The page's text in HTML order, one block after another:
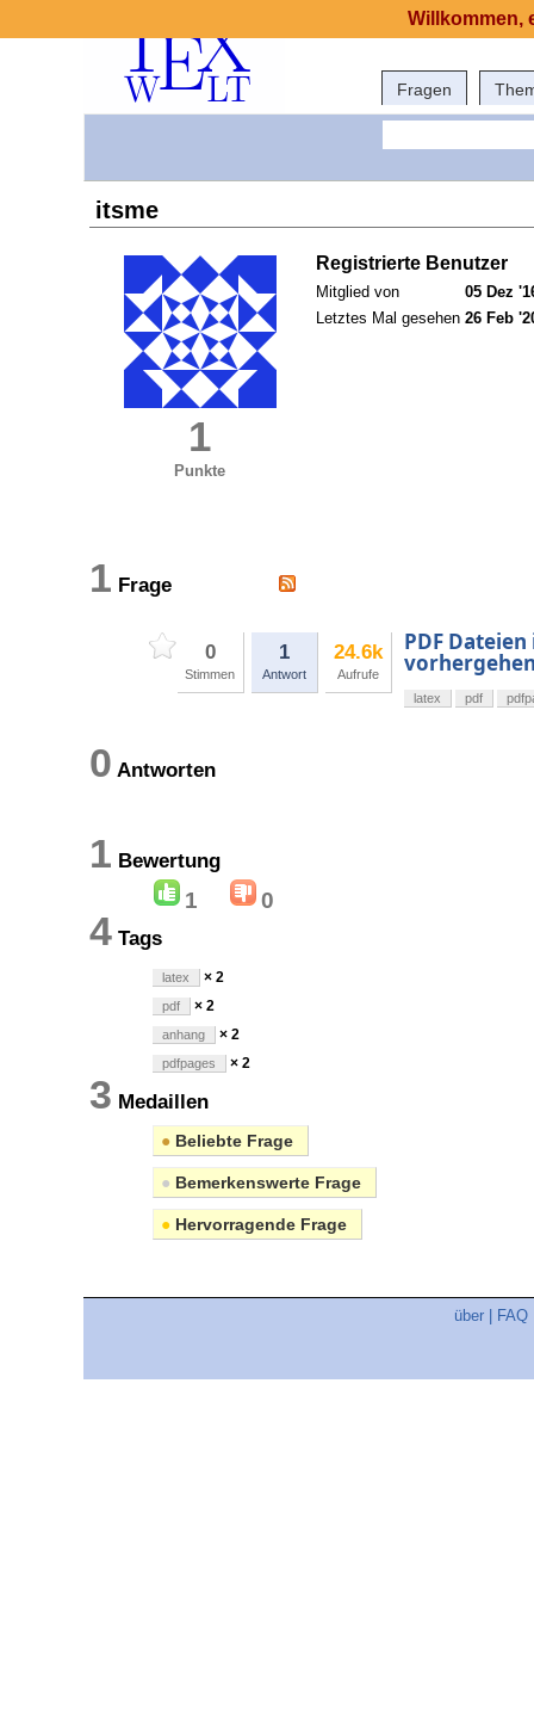
Fragen
itsme
1
Punkte
Registrierte Benutzer
Mitglied von
05 Dez
Letztes Mal gesehen 26 Feb
1 Frage
0
Stimmen
1
Antwort
24.6k
Aufrufe
PDF
latex pdf
0 Antworten
1 Bewertung
1 0
4 Tags
latex × 2
pdf × 2
anhang × 2
pdfpages × 2
3 Medaillen
● Beliebte Frage
● Bemerkenswerte Frage
● Hervorragende Frage
über FAQ
Willkommen,